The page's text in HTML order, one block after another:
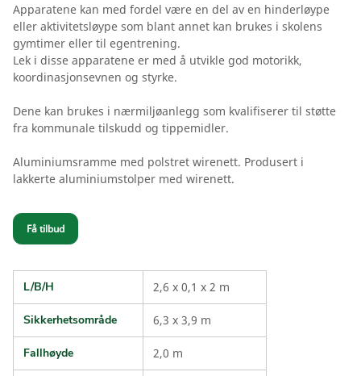
Apparatene kan med fordel være en del av en hinderløype
eller aktivitetsløype som blant annet kan brukes i skolens
gymtimer eller til egentrening.
Lek i disse apparatene er med å utvikle god motorikk,
koordinasjonsevnen og styrke.
Dene kan brukes i nærmiljøanlegg som kvalifiserer til støtte
fra kommunale tilskudd og tippemidler.
Aluminiumsramme med polstret wirenett. Produsert i
lakkerte aluminiumstolper med wirenett.
Få tilbud
L/B/H 2,6 x 0,1 x 2 m
Sikkerhetsområde 6,3 x 3,9 m
Fallhøyde 2,0 m